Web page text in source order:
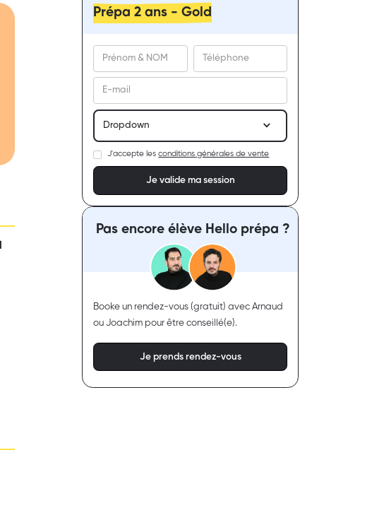
Prépa 2 ans - Gold
Dropdown
J'accepte lesconditions générales de vente
Pas encore élève Hello prépa ?
Booke un rendez-vous (gratuit) avec Arnaud
ou Joachim pour être conseillé(e).
Je prends rendez-vous